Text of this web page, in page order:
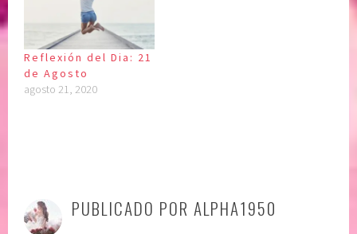
Reflexión del Dia: 21
de Agosto
agosto 21, 2020
lq
PUBLICADO POR ALPHA1950